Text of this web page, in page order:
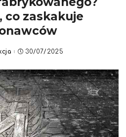
co zaskakuje
30/07/2025